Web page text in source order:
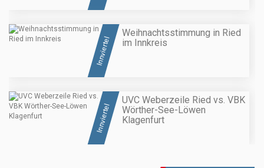
Innviertel
Weihnachtsstimmung in Ried
im Innkreis
Innviertel
UVC Weberzeile Ried vs. VBK
Wörther-See-Löwen
Klagenfurt